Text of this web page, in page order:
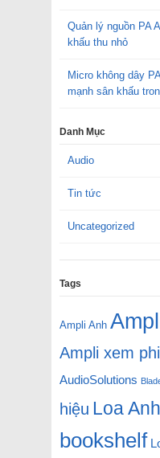
Quản lý nguồn PA
khấu thu nhỏ
Micro không dây
mạnh sân khấu
Danh Mục
Audio
Tin tức
Uncategorized
Tags
Ampli Anh
Ampli xem
AudioSolutions
hiệu Loa Anh
bookshelf